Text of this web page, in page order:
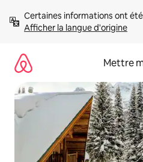
directement
Afficher la langue d'origine
Mettre